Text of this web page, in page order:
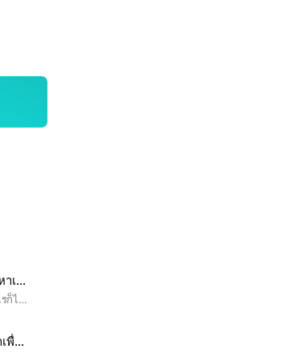
🌸โสดให้สุด💖แล้วหยุดที่เรา เหงา หาเพื่อนคุยเล่น ระบาย ความรัก✨
🥰 ยินดีต้อนรับทุกคนนะคะ✨ ❣️ใส่รูปอะไรก็ได้ที่ไม่ใช่รูปในระบบ❣️ 💓ชื่อที่ใส่อย่าเป็นช่องทางติดต่อน่ะ💓 😘กฎน้อย เพื่อนเยอะ😘 💕💕หาเพื่อน หาแฟน เฮฮา คลายเครียด อยากระบายเรายินดีรับฟัง เข้ามาคุยกันนะคะ❤️❤️
🏠ศาลาพักใจ💔คนโสด อกหัก💔หาเพื่อนคุย💋หาแฟนตอนเหงา🥺